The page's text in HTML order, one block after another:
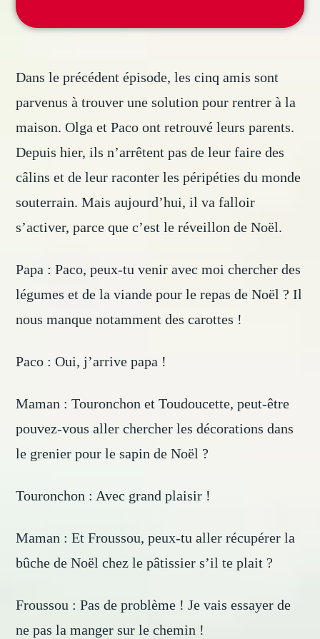
Dans le précédent épisode, les cinq amis sont
parvenus à trouver une solution pour rentrer à la
maison. Olga et Paco ont retrouvé leurs parents.
Depuis hier, ils n’arrêtent pas de leur faire des
câlins et de leur raconter les péripéties du monde
souterrain. Mais aujourd’hui, il va falloir
s’activer, parce que c’est le réveillon de Noël.
Papa : Paco, peux-tu venir avec moi chercher des
légumes et de la viande pour le repas de Noël ? Il
nous manque notamment des carottes !
Paco : Oui, j’arrive papa !
Maman : Touronchon et Toudoucette, peut-être
pouvez-vous aller chercher les décorations dans
le grenier pour le sapin de Noël ?
Touronchon : Avec grand plaisir !
Maman : Et Froussou, peux-tu aller récupérer la
bûche de Noël chez le pâtissier s’il te plait ?
Froussou : Pas de problème ! Je vais essayer de
ne pas la manger sur le chemin !